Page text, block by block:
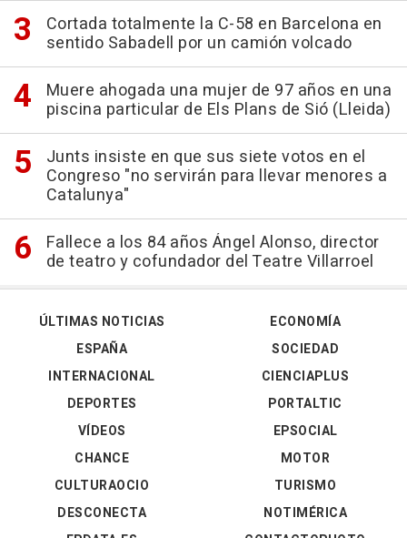
Cortada totalmente la C-58 en Barcelona en
sentido Sabadell por un camión volcado
Muere ahogada una mujer de 97 años en una
piscina particular de Els Plans de Sió (Lleida)
Junts insiste en que sus siete votos en el
Congreso "no servirán para llevar menores a
Catalunya"
Fallece a los 84 años Ángel Alonso, director
de teatro y cofundador del Teatre Villarroel
ÚLTIMAS NOTICIAS
ESPAÑA
INTERNACIONAL
DEPORTES
VÍDEOS
ECONOMÍA
SOCIEDAD
CIENCIAPLUS
PORTALTIC
EPSOCIAL
CHANCE
CULTURAOCIO
DESCONECTA
MOTOR
TURISMO
NOTIMÉRICA